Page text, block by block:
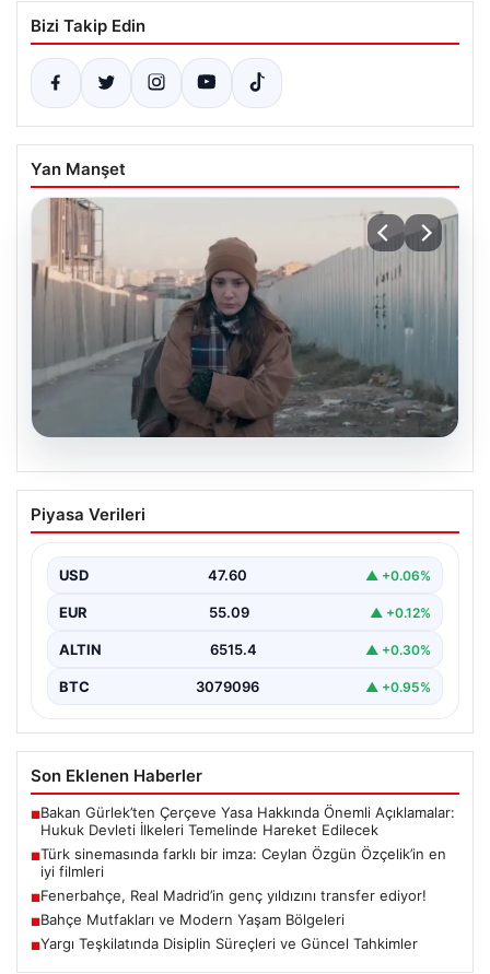
Bizi Takip Edin
Yan Manşet
05.08.2026
Türk sinemasında farklı bir imza: Ceylan
Özgün Özçelik’in en iyi filmleri
Piyasa Verileri
USD 47.60 ▲ +0.06%
EUR 55.09 ▲ +0.12%
ALTIN 6515.4 ▲ +0.30%
BTC 3079096 ▲ +0.95%
Son Eklenen Haberler
■Bakan Gürlek’ten Çerçeve Yasa Hakkında Önemli Açıklamalar:
Hukuk Devleti İlkeleri Temelinde Hareket Edilecek
■Türk sinemasında farklı bir imza: Ceylan Özgün Özçelik’in en
iyi filmleri
■Fenerbahçe, Real Madrid’in genç yıldızını transfer ediyor!
■Bahçe Mutfakları ve Modern Yaşam Bölgeleri
■Yargı Teşkilatında Disiplin Süreçleri ve Güncel Tahkimler